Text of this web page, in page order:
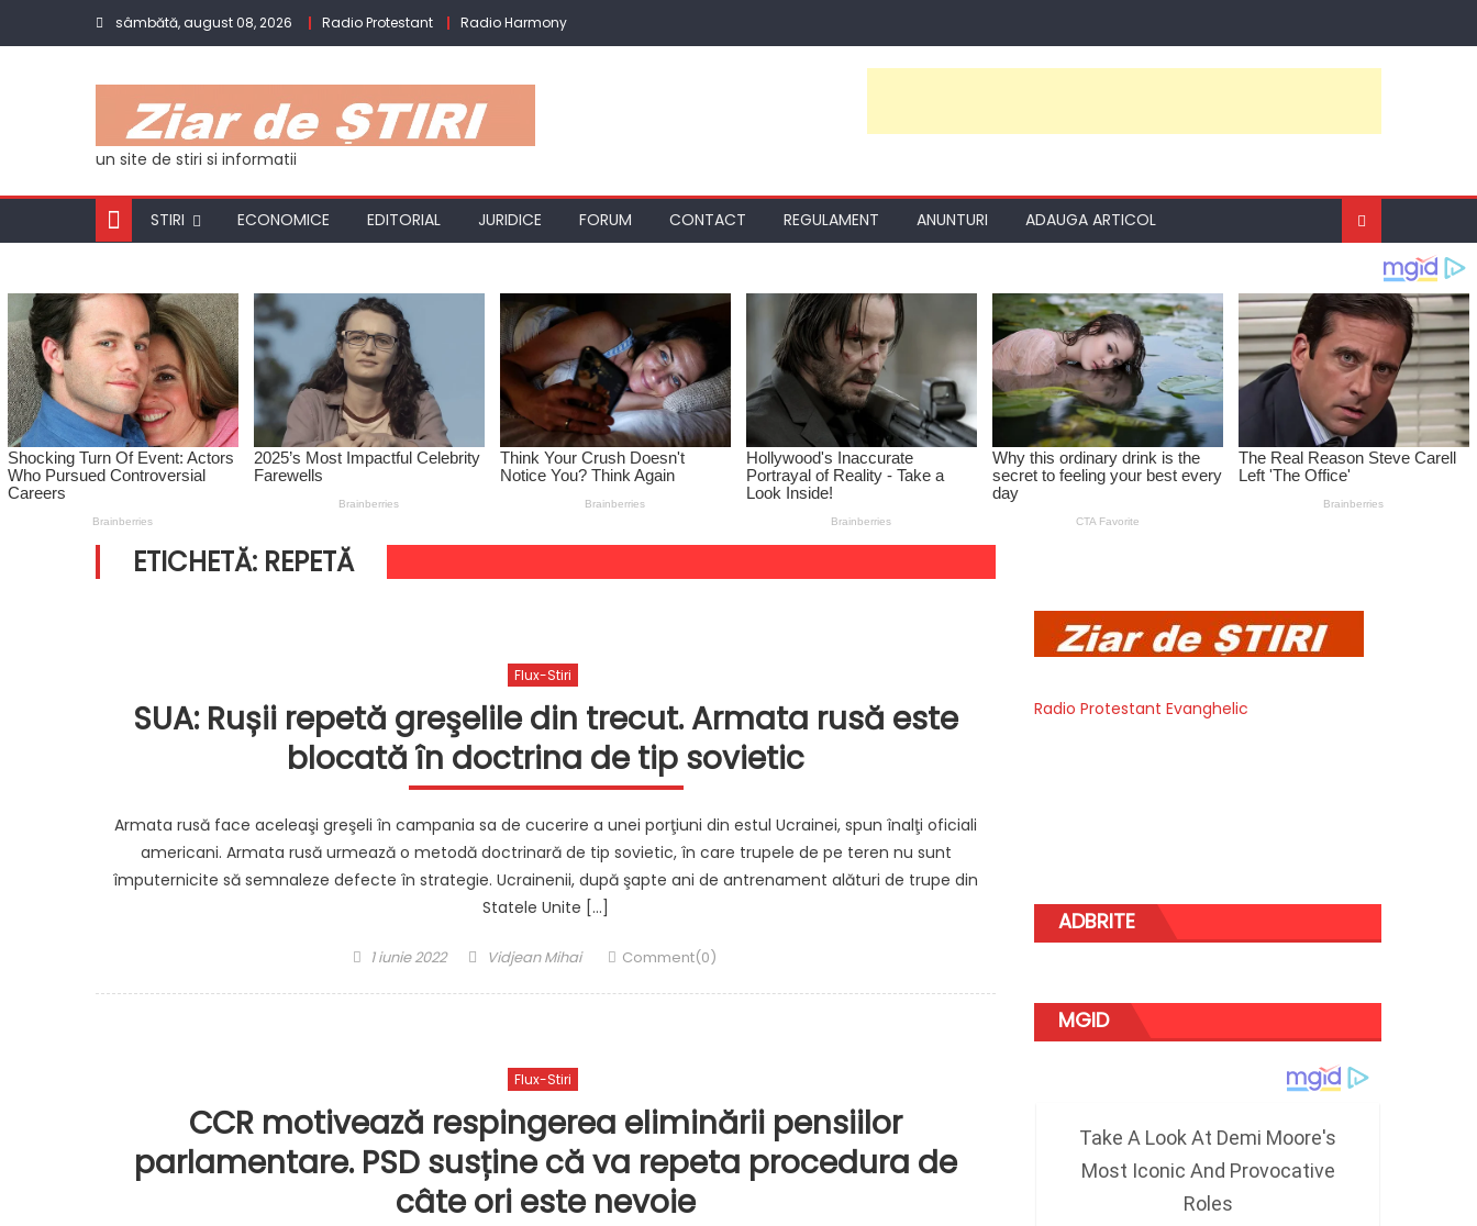
sâmbătă, august 08, 2026 Radio Protestant Radio Harmony
un site de stiri si informatii
STIRI ECONOMICE EDITORIAL JURIDICE FORUM CONTACT REGULAMENT ANUNTURI ADAUGA ARTICOL
ETICHETĂ: REPETĂ
Flux-Stiri
SUA: Rușii repetă greşelile din trecut. Armata rusă este
blocată în doctrina de tip sovietic
Armata rusă face aceleaşi greşeli în campania sa de cucerire a unei porţiuni din estul Ucrainei, spun înalţi oficiali
americani. Armata rusă urmează o metodă doctrinară de tip sovietic, în care trupele de pe teren nu sunt
împuternicite să semnaleze defecte în strategie. Ucrainenii, după şapte ani de antrenament alături de trupe din
Statele Unite […]
Posted
1 iunie 2022 Author
Vidjean Mihai Comment(0)
Flux-Stiri
CCR motivează respingerea eliminării pensiilor
parlamentare. PSD susține că va repeta procedura de
câte ori este nevoie
Radio Protestant Evanghelic
ADBRITE
MGID